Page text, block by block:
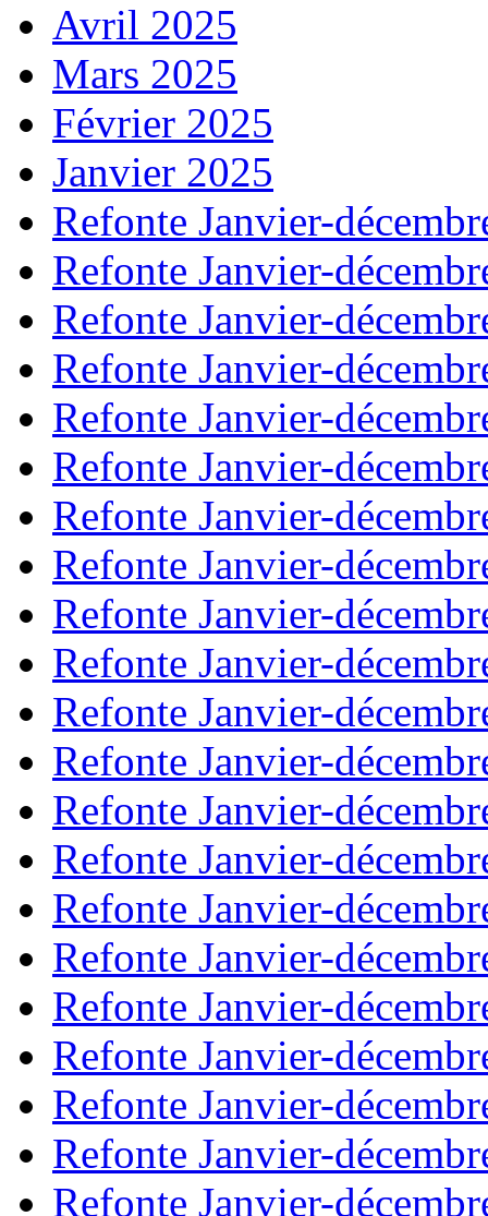
Avril 2025
Mars 2025
Février 2025
Janvier 2025
Refonte Janvier-
Refonte Janvier-
Refonte Janvier-
Refonte Janvier-
Refonte Janvier-
Refonte Janvier-
Refonte Janvier-
Refonte Janvier-
Refonte Janvier-
Refonte Janvier-
Refonte Janvier-
Refonte Janvier-
Refonte Janvier-
Refonte Janvier-
Refonte Janvier-
Refonte Janvier-
Refonte Janvier-
Refonte Janvier-
Refonte Janvier-
Refonte Janvier-
Refonte Janvier-